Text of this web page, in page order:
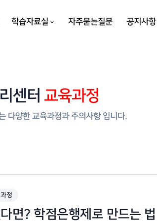
학습자료실 자주묻는질문 공지사항
센터 교육과정
다양한 교육과정과 주의사항 입니다.
정
면? 학점은행제로 만드는 법